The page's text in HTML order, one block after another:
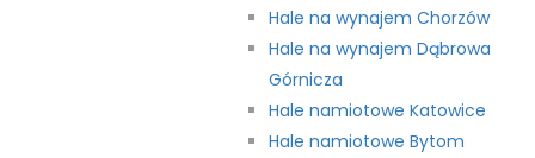
Hale na wynajem Chorzów
Hale na wynajem Dąbrowa
Górnicza
Hale namiotowe Katowice
Hale namiotowe Bytom